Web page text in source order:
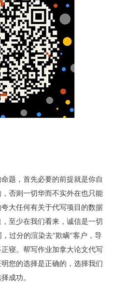
题，首先必要的前提就是你自
否则一切华而不实外在也只能
大任何有关于代写项目的数据
至少在我们看来，诚信是一切
过分的渲染去“欺瞒”客户，导
寝。帮写作业加拿大论文代写
您的选择是正确的，选择我们
成功。